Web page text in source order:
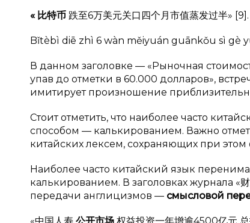
« 比特币 跌至6万美元关口四个月市值蒸发过半» [9].
Bǐtèbì diē zhì 6 wàn měiyuán guānkǒu sì gè
В данном заголовке — «Рыночная
упав до отметки в 60.000 долларов»,
имитирует произношение
Стоит отметить, что наиболее часто
способом — калькированием. Важно
китайских лексем, сохраняющих при
Наиболее часто китайский язык
калькированием. В заголовках журнала «
передачи англицизмов — смысловой